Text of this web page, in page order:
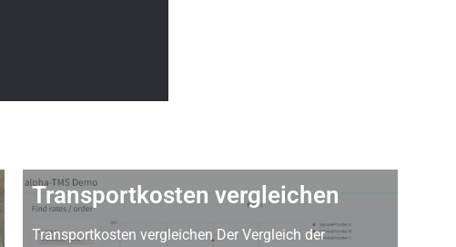
Transportkosten vergleichen
Transportkosten vergleichen Der Vergleich der